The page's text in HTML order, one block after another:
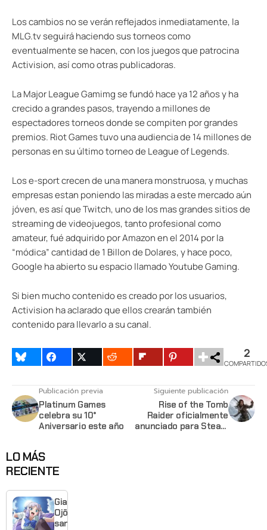
Los cambios no se verán reflejados inmediatamente, la
MLG.tv seguirá haciendo sus torneos como
eventualmente se hacen, con los juegos que patrocina
Activision, así como otras publicadoras.
La Major League Gamimg se fundó hace ya 12 años y ha
crecido a grandes pasos, trayendo a millones de
espectadores torneos donde se compiten por grandes
premios. Riot Games tuvo una audiencia de 14 millones de
personas en su último torneo de League of Legends.
Los e-sport crecen de una manera monstruosa, y muchas
empresas estan poniendo las miradas a este mercado aún
jóven, es así que Twitch, uno de los mas grandes sitios de
streaming de videojuegos, tanto profesional como
amateur, fué adquirido por Amazon en el 2014 por la
“módica” cantidad de 1 Billon de Dolares, y hace poco,
Google ha abierto su espacio llamado Youtube Gaming.
Si bien mucho contenido es creado por los usuarios,
Activision ha aclarado que ellos crearán también
contenido para llevarlo a su canal.
2
Publicación previa
Platinum Games
celebra su 10°
Aniversario este año
Siguiente publicación
Rise of the Tomb
Raider oficialmente
anunciado para Steam
LO MÁS
RECIENTE
Giant
Ojō-
sama